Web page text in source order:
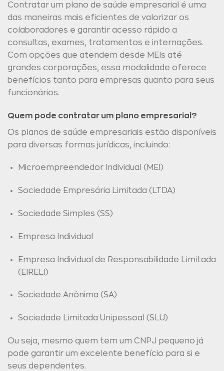
Contratar um plano de saúde empresarial é uma
das maneiras mais eficientes de valorizar os
colaboradores e garantir acesso rápido a
consultas, exames, tratamentos e internações.
Com opções que atendem desde MEIs até
grandes corporações, essa modalidade oferece
benefícios tanto para empresas quanto para seus
funcionários.
Quem pode contratar um plano empresarial?
Os planos de saúde empresariais estão disponíveis
para diversas formas jurídicas, incluindo:
Microempreendedor Individual (MEI)
Sociedade Empresária Limitada (LTDA)
Sociedade Simples (SS)
Empresa Individual
Empresa Individual de Responsabilidade Limitada
(EIRELI)
Sociedade Anônima (SA)
Sociedade Limitada Unipessoal (SLU)
Ou seja, mesmo quem tem um CNPJ pequeno já
pode garantir um excelente benefício para si e
seus dependentes.